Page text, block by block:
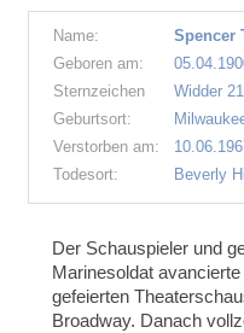
Name:
Spencer
Geboren am:
Sternzeichen
Widder
Geburtsort:
Verstorben am:
Todesort:
Beverly
Der Schauspieler und
Marinesoldat
gefeierten
Broadway. Danach